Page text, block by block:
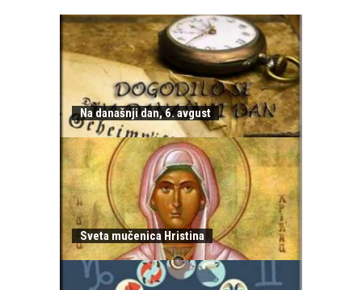
Na današnji dan, 6. avgust
Sveta mučenica Hristina